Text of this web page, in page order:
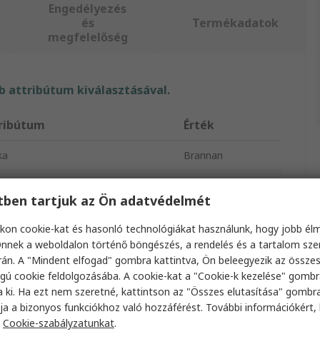
Engedélyezés
és
megfelelőség
Termékadatok
attribútum kiválasztásával.
Érték
Brannan
hőmérséklet mérés 40°C
típusa Vörös alkohol
±1°C
skála
tartjuk az Ön adatvédelmét
cookie-kat és hasonló technológiákat használunk, hogy jobb
a weboldalon történő böngészés, a rendelés és a tartalom
A "Mindent elfogad" gombra kattintva, Ön beleegyezik az összes
cookie feldolgozásába. A cookie-kat a "Cookie-k kezelése"
ki. Ha ezt nem szeretné, kattintson az "Összes elutasítása"
a bizonyos funkciókhoz való hozzáférést. További információkért,
Cookie-szabályzatunkat.